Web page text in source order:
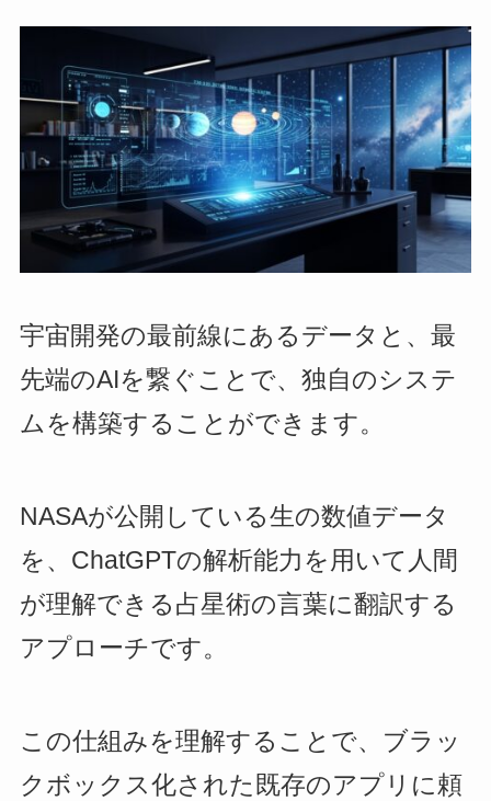
宇宙開発の最前線にあるデータと、最
先端のAIを繋ぐことで、独自のシステ
ムを構築することができます。
NASAが公開している生の数値データ
を、ChatGPTの解析能力を用いて人間
が理解できる占星術の言葉に翻訳する
アプローチです。
この仕組みを理解することで、ブラッ
クボックス化された既存のアプリに頼